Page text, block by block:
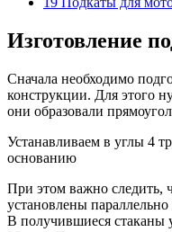
Изготовление
Сначала необходимо
конструкции. Для этого
они образовали
Устанавливаем в углы 4
основанию
При этом важно следить,
установлены
В получившиеся стаканы